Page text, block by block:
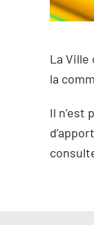
La
la
Il n’est